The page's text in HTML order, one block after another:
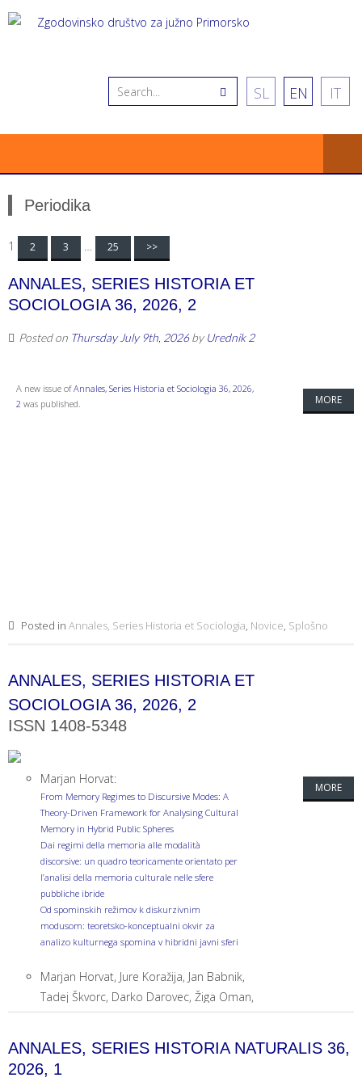
SL EN IT
Periodika
Posts navigation
1 2 3 … 25 >>
ANNALES, SERIES HISTORIA ET
SOCIOLOGIA 36, 2026, 2
Posted on Thursday July 9th, 2026by Urednik 2
A new issue ofAnnales, Series Historia et Sociologia 36, 2026,
2 was published. MORE
Posted in Annales, Series Historia et Sociologia, Novice, Splošno
ANNALES, SERIES HISTORIA ET
SOCIOLOGIA 36, 2026, 2
ISSN 1408-5348
Marjan Horvat:
From Memory Regimes to Discursive Modes: A
Theory-Driven Framework for Analysing Cultural
Memory in Hybrid Public Spheres
Dai regimi della memoria alle modalità
discorsive: un quadro teoricamente orientato per
l’analisi della memoria culturale nelle sfere
pubbliche ibride
Od spominskih režimov k diskurzivnim
modusom: teoretsko-konceptualni okvir za
analizo kulturnega spomina v hibridni javni sferi
Marjan Horvat, Jure Koražija, Jan Babnik,
Tadej Škvorc, Darko Darovec, Žiga Oman,
Mapping Contested Cultural Memory: An LLM-
Supported Approach to Analysing Narrative
MORE
ANNALES, SERIES HISTORIA NATURALIS 36,
2026, 1